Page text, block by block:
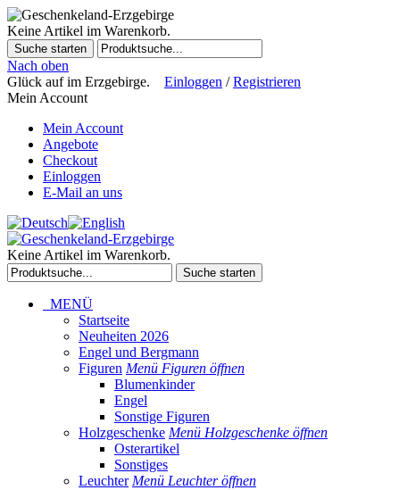
Keine Artikel im Warenkorb.
Suche starten
Nach oben
Glück auf im Erzgebirge.
Einloggen /Registrieren
Mein Account
Mein Account
Angebote
Checkout
Einloggen
E-Mail an uns
Keine Artikel im Warenkorb.
Suche starten
MENÜ
Startseite
Neuheiten 2026
Engel und Bergmann
Figuren Menü Figuren öffnen
Blumenkinder
Engel
Sonstige Figuren
Holzgeschenke Menü Holzgeschenke öffnen
Osterartikel
Sonstiges
Leuchter Menü Leuchter öffnen